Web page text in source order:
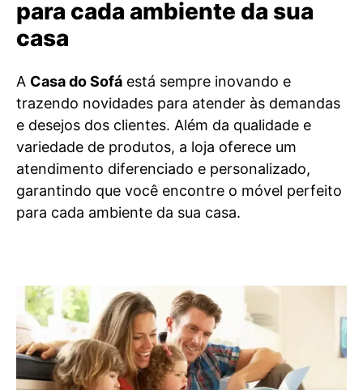
para cada ambiente da sua
casa
A Casa do Sofá está sempre inovando e
trazendo novidades para atender às demandas
e desejos dos clientes. Além da qualidade e
variedade de produtos, a loja oferece um
atendimento diferenciado e personalizado,
garantindo que você encontre o móvel perfeito
para cada ambiente da sua casa.